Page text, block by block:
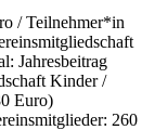
/ Teilnehmer*in
Jahresbeitrag
Kinder /
Euro)
260